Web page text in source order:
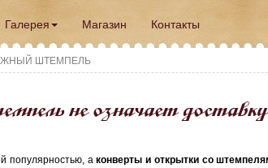
Галерея Магазин Контакты
ШТЕМПЕЛЬ
не означает доставку
популярностью, аконверты и открытки со